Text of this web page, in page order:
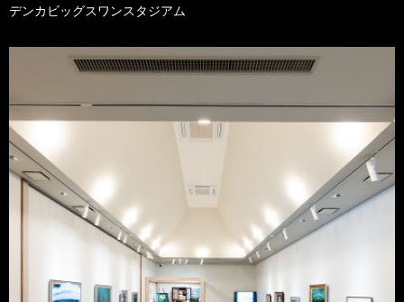
デンカビッグスワンスタジアム